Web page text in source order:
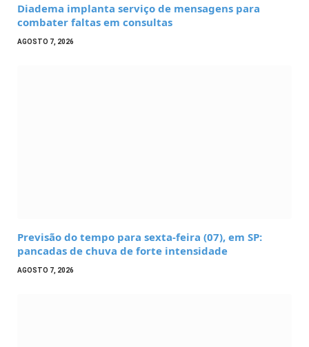
Diadema implanta serviço de mensagens para
combater faltas em consultas
AGOSTO 7, 2026
Previsão do tempo para sexta-feira (07), em SP:
pancadas de chuva de forte intensidade
AGOSTO 7, 2026